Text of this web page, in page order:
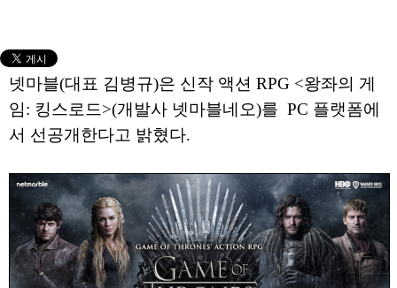
넷마블(대표 김병규)은 신작 액션 RPG <왕좌의 게
임: 킹스로드>(개발사 넷마블네오)를 PC 플랫폼에
서 선공개한다고 밝혔다.